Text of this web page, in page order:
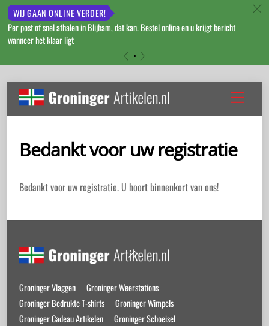
WIJ GAAN ONLINE VERDER!
Per post of snel afhalen in Blijham, dat kan. Bestel online en u krijgt bericht
wanneer het klaar ligt
c
content
Menu
Bedankt voor uw registratie
Bedankt voor uw registratie. U hoort binnenkort van ons!
Back
Top
Groninger Vlaggen
Groninger Weerstations
Groninger Bedrukte T-shirts
Groninger Wimpels
Groninger Cadeau Artikelen
Groninger Schoeisel